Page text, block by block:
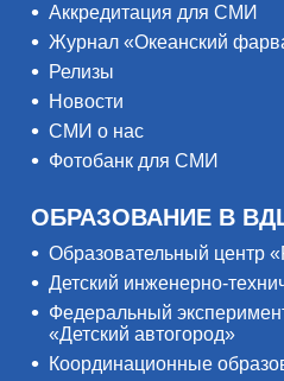
Аккредитация для СМИ
Журнал «Океанский
Релизы
Новости
СМИ о нас
Фотобанк для СМИ
ОБРАЗОВАНИЕ В
Образовательный центр
Детский инженерно-
Федеральный
«Детский автогород»
Координационные